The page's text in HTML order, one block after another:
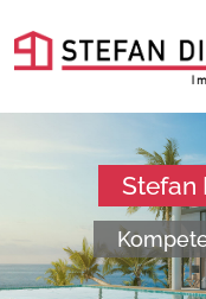
Stefan